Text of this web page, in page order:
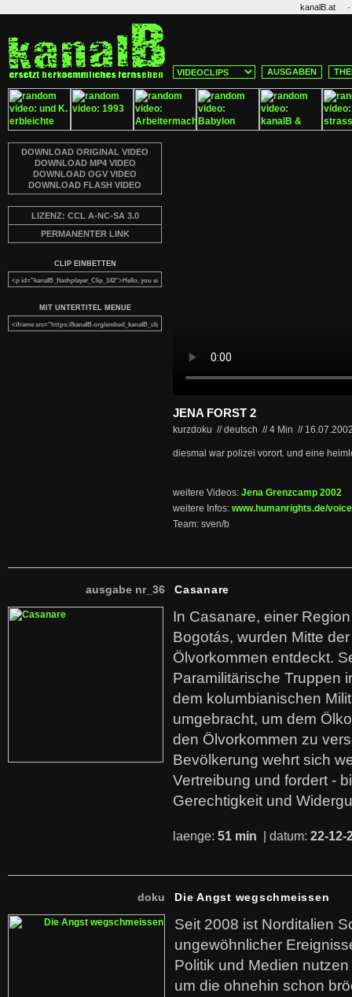
kanalB.at ·
AUSGABEN
DOWNLOAD ORIGINAL VIDEO
DOWNLOAD MP4 VIDEO
DOWNLOAD OGV VIDEO
DOWNLOAD FLASH VIDEO
LIZENZ: CCL A-NC-SA 3.0
PERMANENTER LINK
CLIP EINBETTEN
MIT UNTERTITEL MENUE
JENA FORST 2
kurzdoku // deutsch //4 Min //
diesmal war polizei vorort. und eine
weitere Videos: Jena Grenzcamp 2002
weitere Infos: www.humanrights.de/voice
Team: sven/b
ausgabe nr_36 Casanare
In Casanare, einer
Bogotás, wurden Mitte
Ölvorkommen entdeckt.
Paramilitärische Truppen
dem kolumbianischen
umgebracht, um dem
den Ölvorkommen zu
Bevölkerung wehrt sich
Vertreibung und fordert -
Gerechtigkeit und
laenge: 51 min | datum: 22-12-
doku Die Angst wegschmeissen
Seit 2008 ist Norditalien
ungewöhnlicher
Politik und Medien
um die ohnehin schon